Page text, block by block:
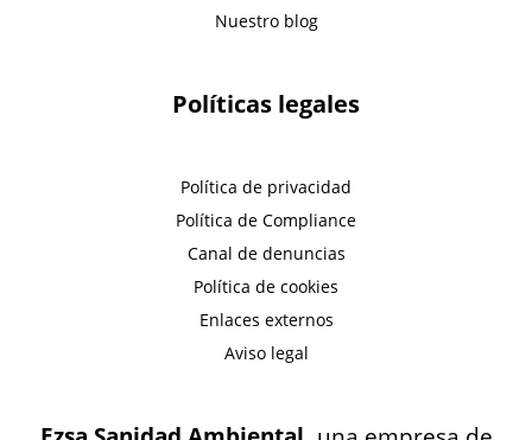
Nuestro blog
Políticas legales
Política de privacidad
Política de Compliance
Canal de denuncias
Política de cookies
Enlaces externos
Aviso legal